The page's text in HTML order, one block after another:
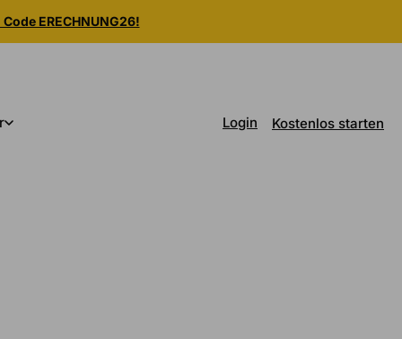
ERECHNUNG26!
Login Kostenlos starten